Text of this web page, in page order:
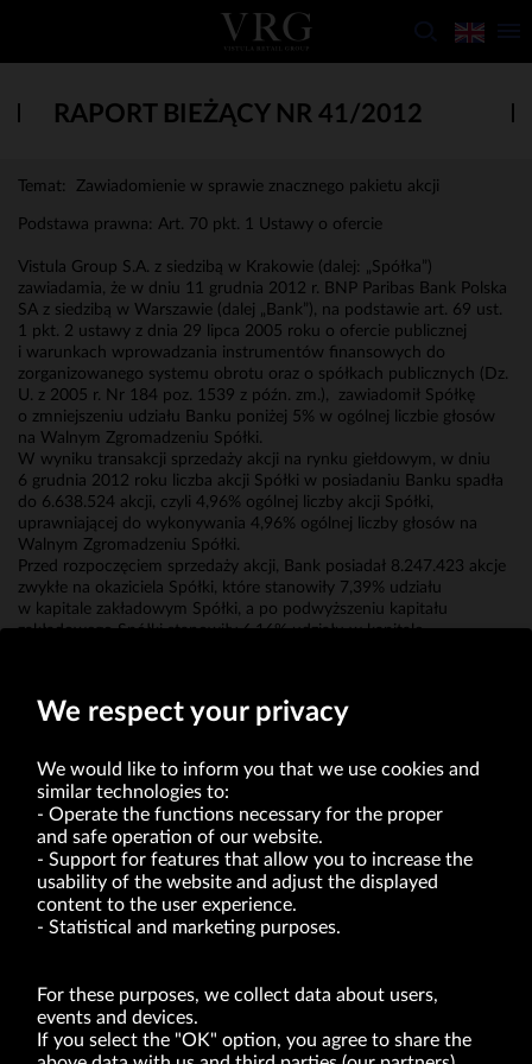
RAPORT BIEŻĄCY NR 41/2012
Temat: Zawiadomienie w sprawie znacznego pakietu akcji
Podstawa prawna: Art. 70 pkt. 1 Ustawy o ofercie
Vistula Group S.A. z siedzibą w Krakowie (dalej: „Spółka”)
zawiadamia, że w dniu 11 grudnia 2012 r. BNP Paribas Bank Polska
SA z siedzibą w Warszawie (dalej „Bank”), na podstawie art. 69 ust.
1 pkt. 2 ustawy z dnia 29 lipca 2005 roku o ofercie publicznej
i warunkach wprowadzania instrumentów finansowych do
zorganizowanego systemu obrotu oraz o spółkach publicznych (Dz.
U. z 2005 r. Nr 184 poz. 1539 z późn. zm.), zawiadomił Spółkę
o zmniejszeniu udziału Banku poniżej 5% w ogólnej liczbie głosów
na Walnym Zgromadzeniu Spółki.
W wyniku transakcji sprzedaży akcji na rynku giełdowym, w dniu
6 grudnia 2012 roku liczba akcji Spółki w posiadaniu Banku spadła
do 6.638.524 akcji, czyli 4,96% ogólnej liczby akcji Spółki,
uprawniającej do wykonywania 4,96% ogólnej liczby głosów na
Walnym Zgromadzeniu Spółki.
Przed rozpoczęciem sprzedaży akcji, Bank posiadał 8.247.423 akcje
zwykłe na okaziciela Spółki, które stanowiły 7,39% udziału
w kapitale zakładowym Spółki, a po podwyższeniu kapitału
zakładowego Spółki stanowiły 6,16% udziału w kapitale
VRG S.A. | 10 Pilotów Street | 31-462 Kraków
Tax Identification Number: 675-000-03-61
District Court for Kraków-Śródmieście in Kraków
XI Economic Department of the National Court Register number 0000047082
of act of 8.03.2013 on combating excessive late payment in commercial transactions
(Journal of Laws of 2019, item 118 as amended).
We respect your privacy
We would like to inform you that we use cookies and
similar technologies to:
Operate the functions necessary for the proper
and safe operation of our website.
Support for features that allow you to increase the
usability of the website and adjust the displayed
content to the user experience.
Statistical and marketing purposes.
For these purposes, we collect data about users,
events and devices.
If you select the "OK" option, you agree to share the